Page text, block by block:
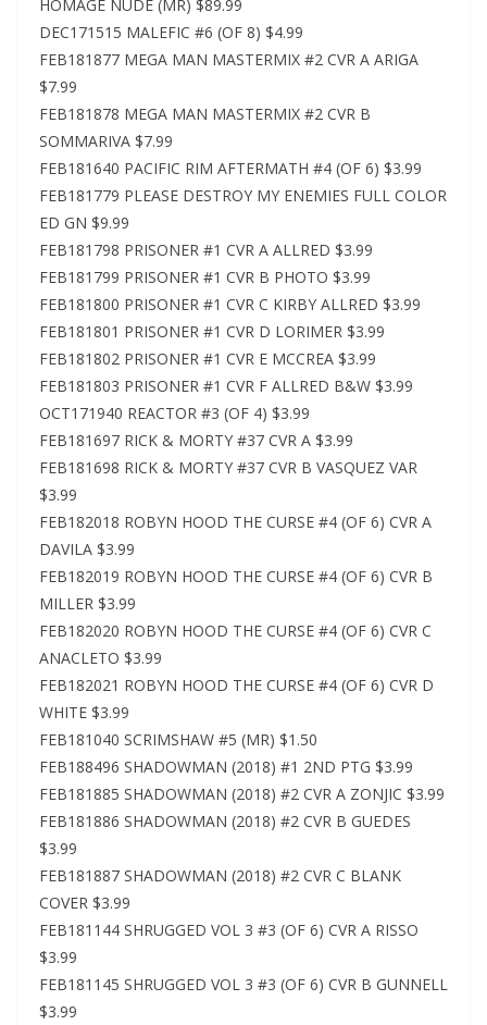
HOMAGE NUDE (MR) $89.99
DEC171515 MALEFIC #6 (OF 8) $4.99
FEB181877 MEGA MAN MASTERMIX #2 CVR A ARIGA
$7.99
FEB181878 MEGA MAN MASTERMIX #2 CVR B
SOMMARIVA $7.99
FEB181640 PACIFIC RIM AFTERMATH #4 (OF 6) $3.99
FEB181779 PLEASE DESTROY MY ENEMIES FULL COLOR
ED GN $9.99
FEB181798 PRISONER #1 CVR A ALLRED $3.99
FEB181799 PRISONER #1 CVR B PHOTO $3.99
FEB181800 PRISONER #1 CVR C KIRBY ALLRED $3.99
FEB181801 PRISONER #1 CVR D LORIMER $3.99
FEB181802 PRISONER #1 CVR E MCCREA $3.99
FEB181803 PRISONER #1 CVR F ALLRED B&W $3.99
OCT171940 REACTOR #3 (OF 4) $3.99
FEB181697 RICK & MORTY #37 CVR A $3.99
FEB181698 RICK & MORTY #37 CVR B VASQUEZ VAR
$3.99
FEB182018 ROBYN HOOD THE CURSE #4 (OF 6) CVR A
DAVILA $3.99
FEB182019 ROBYN HOOD THE CURSE #4 (OF 6) CVR B
MILLER $3.99
FEB182020 ROBYN HOOD THE CURSE #4 (OF 6) CVR C
ANACLETO $3.99
FEB182021 ROBYN HOOD THE CURSE #4 (OF 6) CVR D
WHITE $3.99
FEB181040 SCRIMSHAW #5 (MR) $1.50
FEB188496 SHADOWMAN (2018) #1 2ND PTG $3.99
FEB181885 SHADOWMAN (2018) #2 CVR A ZONJIC $3.99
FEB181886 SHADOWMAN (2018) #2 CVR B GUEDES
$3.99
FEB181887 SHADOWMAN (2018) #2 CVR C BLANK
COVER $3.99
FEB181144 SHRUGGED VOL 3 #3 (OF 6) CVR A RISSO
$3.99
FEB181145 SHRUGGED VOL 3 #3 (OF 6) CVR B GUNNELL
$3.99